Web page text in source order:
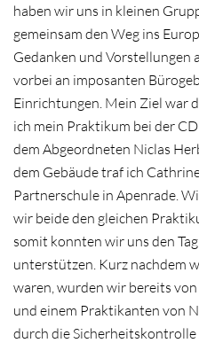
haben wir uns in kleinen
gemeinsam den Weg ins
Gedanken und Vorstellungen
vorbei an imposanten
Einrichtungen. Mein Ziel war
ich mein Praktikum bei der
dem Abgeordneten Niclas
dem Gebäude traf ich
Partnerschule in Apenrade.
wir beide den gleichen
somit konnten wir uns den
unterstützen. Kurz nachdem
waren, wurden wir bereits
und einem Praktikanten von
durch die